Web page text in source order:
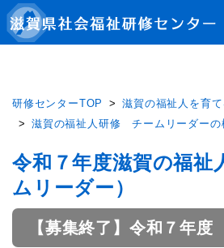
研修センターTOP
滋賀の福祉人を育て
滋賀の福祉人研修 チームリーダーの
令和７年度滋賀の福祉
ムリーダー）
【募集終了】令和７年